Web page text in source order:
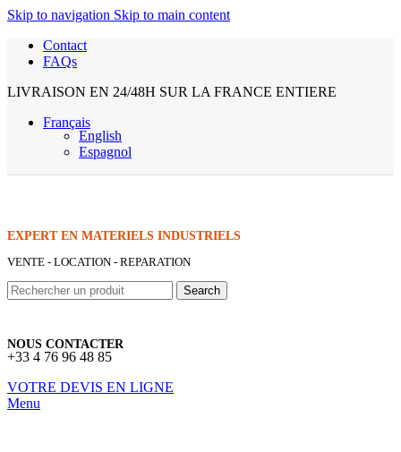
Skip to navigation Skip to main content
Contact
FAQs
LIVRAISON EN 24/48H SUR LA FRANCE ENTIERE
Français
English
Espagnol
EXPERT EN MATERIELS INDUSTRIELS
VENTE - LOCATION - REPARATION
Search
NOUS CONTACTER
+33 4 76 96 48 85
VOTRE DEVIS EN LIGNE
Menu